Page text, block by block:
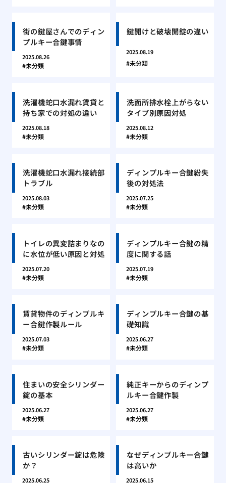
街の鍵屋さんでのディン
プルキー合鍵事情
2025.08.26
未分類
鍵開けと破壊開錠の違い
2025.08.19
未分類
洗濯機蛇口水漏れ賃貸と
持ち家での対処の違い
2025.08.18
未分類
洗面所排水栓上がらない
タイプ別原因対処
2025.08.12
未分類
洗濯機蛇口水漏れ接続部
トラブル
2025.08.03
未分類
ディンプルキー合鍵紛失
後の対処法
2025.07.25
未分類
トイレの異変詰まりなの
に水位が低い原因と対処
2025.07.20
未分類
ディンプルキー合鍵の精
度に関する話
2025.07.19
未分類
賃貸物件のディンプルキ
ー合鍵作製ルール
2025.07.03
未分類
ディンプルキー合鍵の基
礎知識
2025.06.27
未分類
住まいの安全シリンダー
錠の基本
2025.06.27
未分類
純正キーからのディンプ
ルキー合鍵作製
2025.06.27
未分類
古いシリンダー錠は危険
か？
2025.06.25
なぜディンプルキー合鍵
は高いか
2025.06.15